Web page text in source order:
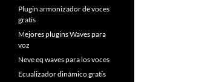
Plugin armonizador de voces
gratis
Mejores plugins Waves para
voz
Neve eq waves para los voces
Ecualizador dinámico gratis